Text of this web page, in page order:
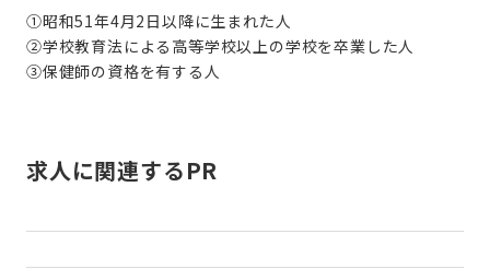
①昭和51年4月2日以降に生まれた人
②学校教育法による高等学校以上の学校を卒業した人
③保健師の資格を有する人
求人に関連するPR